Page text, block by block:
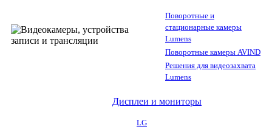
Поворотные и
стационарные камеры
Lumens
Поворотные камеры AVIND
Решения для видеозахвата
Lumens
Дисплеи и мониторы
LG